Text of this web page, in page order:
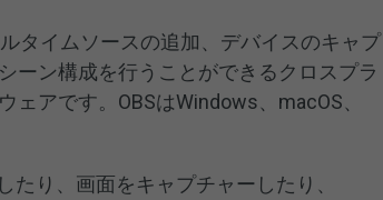
タイムソースの追加、デバイスのキャプ
ーン構成を行うことができるクロスプラ
アです。OBSはWindows、macOS、
り、画面をキャプチャーしたり、